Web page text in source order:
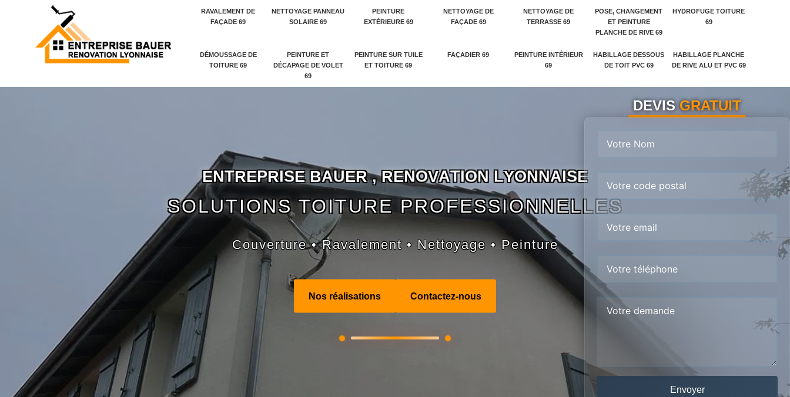
RAVALEMENT DE
FAÇADE 69
NETTOYAGE PANNEAU
SOLAIRE 69
PEINTURE
EXTÉRIEURE 69
NETTOYAGE DE
FAÇADE 69
NETTOYAGE DE
TERRASSE 69
POSE, CHANGEMENT
ET PEINTURE
PLANCHE DE RIVE 69
HYDROFUGE TOITURE
69
DÉMOUSSAGE DE
TOITURE 69
PEINTURE ET
DÉCAPAGE DE VOLET
69
PEINTURE SUR TUILE
ET TOITURE 69
FAÇADIER 69
PEINTURE INTÉRIEUR
69
HABILLAGE DESSOUS
DE TOIT PVC 69
HABILLAGE PLANCHE
DE RIVE ALU ET PVC 69
ENTREPRISE BAUER , RENOVATION LYONNAISE
SOLUTIONS TOITURE PROFESSIONNELLES
Couverture • Ravalement • Nettoyage • Peinture
Nos réalisations Contactez-nous
DEVISGRATUIT